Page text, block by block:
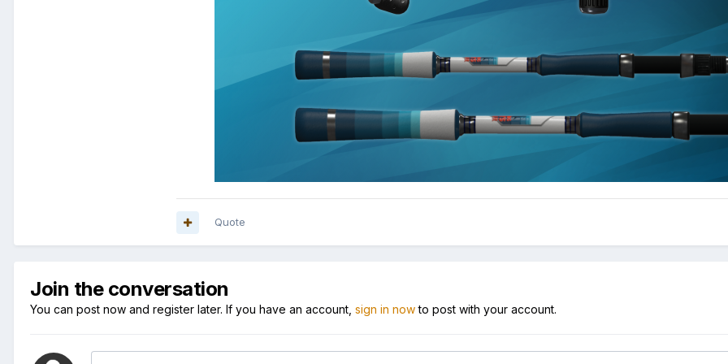
Quote
Join the conversation
You can post now and register later. If you have an account, sign in nowto post with your account.